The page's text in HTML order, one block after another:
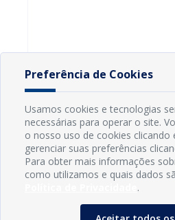
Preferência de Cookies
Usamos cookies e tecnologias
necessárias para operar o site.
o nosso uso de cookies clicando
gerenciar suas preferências
Para obter mais informações
como utilizamos e quais dados
.